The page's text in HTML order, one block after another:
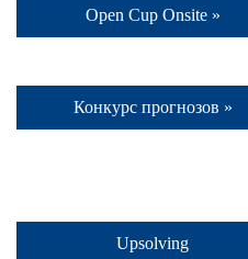
Open Cup Onsite »
Конкурс прогнозов »
Upsolving